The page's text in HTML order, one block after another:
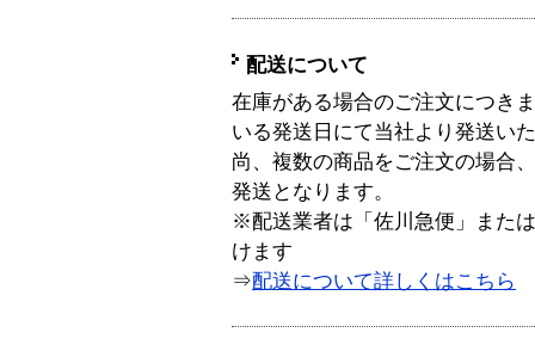
配送について
在庫がある場合のご注文につき
いる発送日にて当社より発送い
尚、複数の商品をご注文の場合
発送となります。
※配送業者は「佐川急便」また
けます
⇒配送について詳しくはこちら